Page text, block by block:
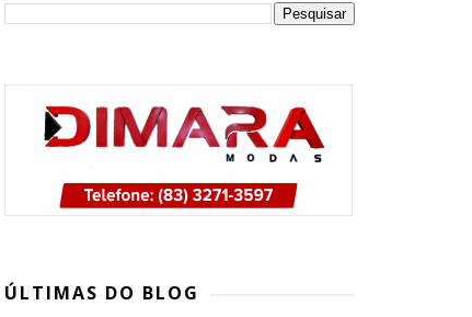
ÚLTIMAS DO BLOG
candidatura de Lucas Ribeiro